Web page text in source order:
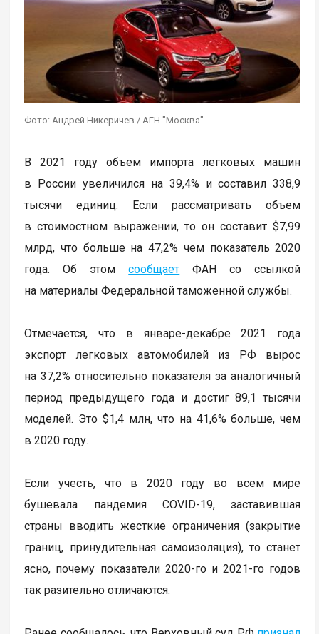
Фото: Андрей Никеричев / АГН "Москва"
В 2021 году объем импорта легковых машин
в России увеличился на 39,4% и составил 338,9
тысячи единиц. Если рассматривать объем
в стоимостном выражении, то он составит $7,99
млрд, что больше на 47,2% чем показатель 2020
года. Об этомсообщает ФАН со ссылкой
на материалы Федеральной таможенной службы.
Отмечается, что в январе-декабре 2021 года
экспорт легковых автомобилей из РФ вырос
на 37,2% относительно показателя за аналогичный
период предыдущего года и достиг 89,1 тысячи
моделей. Это $1,4 млн, что на 41,6% больше, чем
в 2020 году.
Если учесть, что в 2020 году во всем мире
бушевала пандемия COVID-19, заставившая
страны вводить жесткие ограничения (закрытие
границ, принудительная самоизоляция), то станет
ясно, почему показатели 2020-го и 2021-го годов
так разительно отличаются.